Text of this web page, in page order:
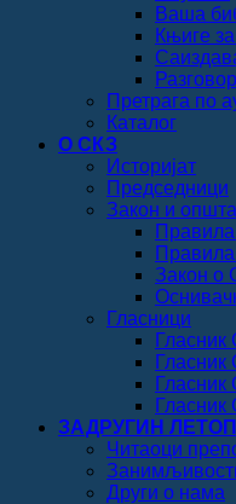
Ваша
Књиге
Претрага по
Каталог
О СКЗ
Историјат
Председници
Закон и
Закон о
Гласници
ЗАДРУГИН
Читаоци
Други о нама